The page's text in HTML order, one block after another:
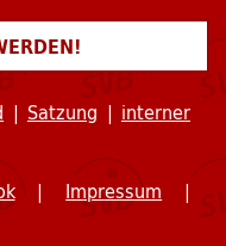
| Satzung | interner
| Impressum |